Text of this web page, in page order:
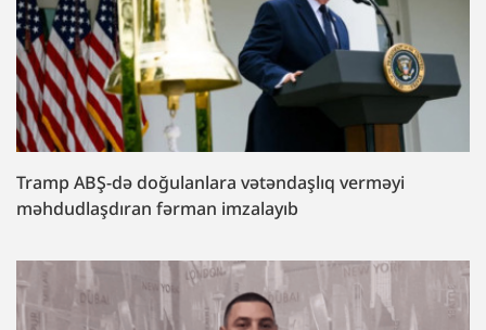
Tramp ABŞ-də doğulanlara vətəndaşlıq verməyi
məhdudlaşdıran fərman imzalayıb